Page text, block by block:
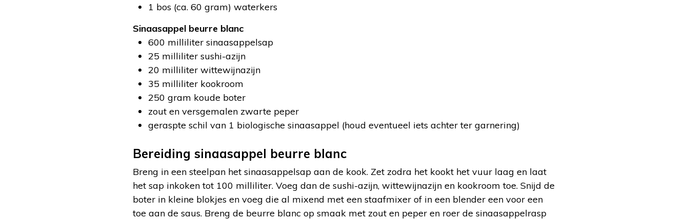
1 bos (ca. 60 gram) waterkers
Sinaasappel beurre blanc
600 milliliter sinaasappelsap
25 milliliter sushi-azijn
20 milliliter wittewijnazijn
35 milliliter kookroom
250 gram koude boter
zout en versgemalen zwarte peper
geraspte schil van 1 biologische sinaasappel (houd eventueel iets achter ter garnering)
Bereiding sinaasappel beurre blanc
Breng in een steelpan het sinaasappelsap aan de kook. Zet zodra het kookt het vuur laag en laat
het sap inkoken tot 100 milliliter. Voeg dan de sushi-azijn, wittewijnazijn en kookroom toe. Snijd de
boter in kleine blokjes en voeg die al mixend met een staafmixer of in een blender een voor een
toe aan de saus. Breng de beurre blanc op smaak met zout en peper en roer de sinaasappelrasp